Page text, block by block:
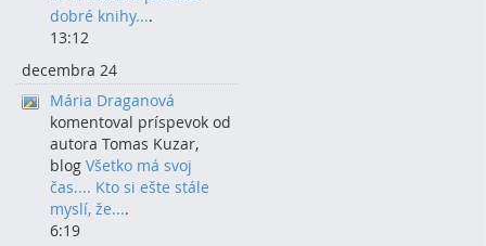
dobré knihy....
13:12
decembra 24
Mária Draganová
komentoval príspevok od
autora Tomas Kuzar,
blog Všetko má svoj
čas.... Kto si ešte stále
myslí, že....
6:19